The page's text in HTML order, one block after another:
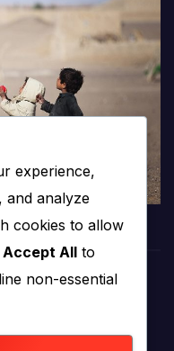
tv programa
experience,
and analyze
cookies to allow
Accept All to
non-essential